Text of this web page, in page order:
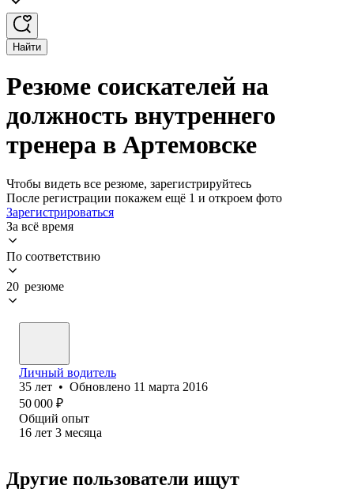
Найти
Резюме соискателей на
должность внутреннего
тренера в Артемовске
Чтобы видеть все резюме, зарегистрируйтесь
После регистрации покажем ещё 1 и откроем фото
Зарегистрироваться
За всё время
По соответствию
20 резюме
Личный водитель
35 лет • Обновлено 11 марта 2016
50 000 ₽
Общий опыт
16 лет 3 месяца
Другие пользователи ищут